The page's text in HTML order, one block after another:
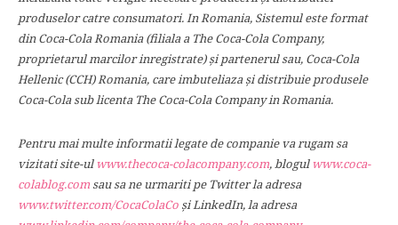
produselor catre consumatori. In Romania, Sistemul este format
din Coca-Cola Romania (filiala a The Coca-Cola Company,
proprietarul marcilor inregistrate) şi partenerul sau, Coca-Cola
Hellenic (CCH) Romania, care imbuteliaza şi distribuie produsele
Coca-Cola sub licenta The Coca-Cola Company in Romania.
Pentru mai multe informatii legate de companie va rugam sa
vizitati site-ulwww.thecoca-colacompany.com, blogulwww.coca-
colablog.com sau sa ne urmariti pe Twitter la adresa
www.twitter.com/CocaColaCo şi LinkedIn, la adresa